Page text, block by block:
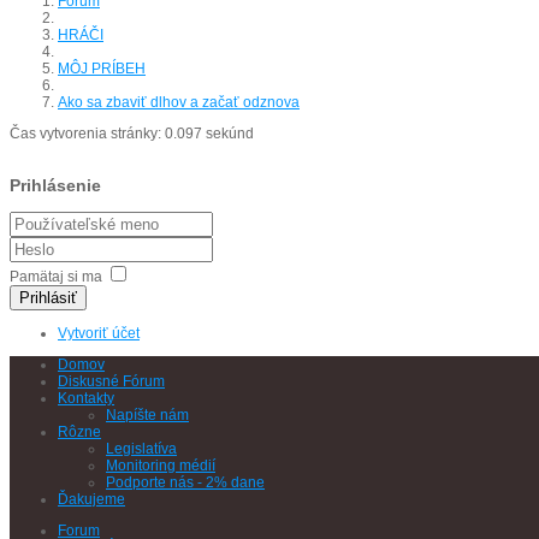
HRÁČI
MÔJ PRÍBEH
Ako sa zbaviť dlhov a začať odznova
Čas vytvorenia stránky: 0.097 sekúnd
Prihlásenie
Pamätaj si ma
Prihlásiť
Vytvoriť účet
Domov
Diskusné Fórum
Kontakty
Napíšte nám
Rôzne
Legislatíva
Monitoring médií
Podporte nás - 2% dane
Ďakujeme
Forum